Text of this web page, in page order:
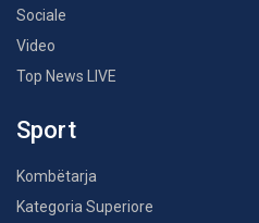
Sociale
Video
Top News LIVE
Sport
Kombëtarja
Kategoria Superiore